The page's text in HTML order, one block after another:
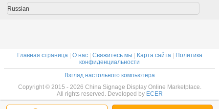
Russian
Главная страница| О нас| Свяжитесь мы Карта сайта|
Политика
конфиденциальности
Взгляд настольного компьютера
Copyright © 2015 - 2026 China Signage Display Online Marketplace.
All rights reserved. Developed by ECER